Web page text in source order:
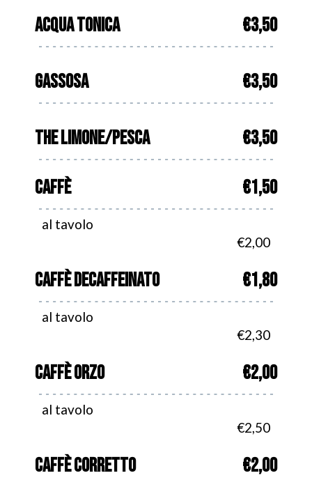
ACQUA TONICA €3,50
GASSOSA €3,50
THE LIMONE/PESCA €3,50
CAFFÈ €1,50
al tavolo
€2,00
CAFFÈ DECAFFEINATO €1,80
al tavolo
€2,30
CAFFÈ ORZO €2,00
al tavolo
€2,50
CAFFÈ CORRETTO €2,00